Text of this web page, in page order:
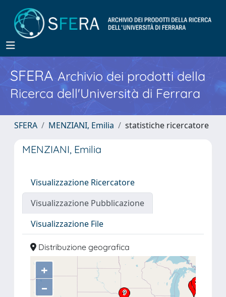
SFERA Archivio dei prodotti della
Ricerca dell'Università di Ferrara
SFERA MENZIANI, Emilia statistiche ricercatore
MENZIANI, Emilia
Visualizzazione Ricercatore
Visualizzazione Pubblicazione
Visualizzazione File
Distribuzione geografica
+
–